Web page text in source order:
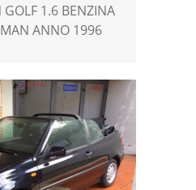
1.6 BENZINA
ANNO 1996